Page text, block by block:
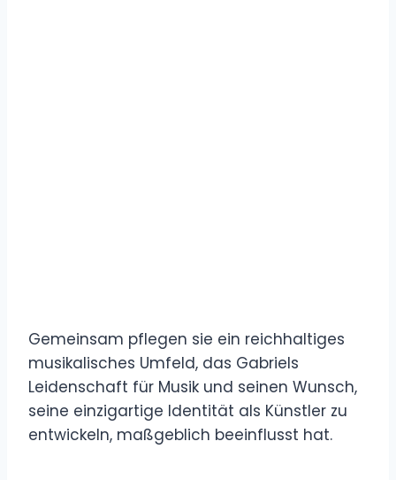
Gemeinsam pflegen sie ein reichhaltiges
musikalisches Umfeld, das Gabriels
Leidenschaft für Musik und seinen Wunsch,
seine einzigartige Identität als Künstler zu
entwickeln, maßgeblich beeinflusst hat.